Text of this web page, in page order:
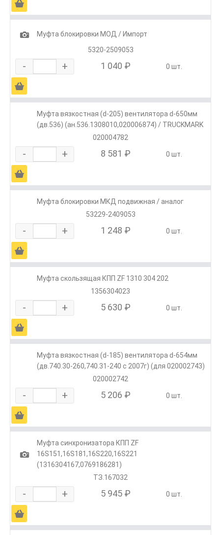
Ä
1
Муфта блокировки МОД / Импорт
5320-2509053
- + 1 040 ₽ 0 шт.
Ä
Муфта вязкостная (d-205) вентилятора d-650мм
(дв.536) (ан.536.1308010,020006874) / TRUCKMARK
020004782
- + 8 581 ₽ 0 шт.
Ä
Муфта блокировки МКД подвижная / аналог
53229-2409053
- + 1 248 ₽ 0 шт.
Ä
Муфта скользящая КПП ZF 1310 304 202
1356304023
- + 5 630 ₽ 0 шт.
Ä
Муфта вязкостная (d-185) вентилятора d-654мм
(дв.740.30-260,740.31-240 с 2007г) (для 020002743)
020002742
- + 5 206 ₽ 0 шт.
Ä
1
Муфта синхронизатора КПП ZF
16S151,16S181,16S220,16S221
(1316304167,0769186281)
ТЗ.167032
- + 5 945 ₽ 0 шт.
Ä